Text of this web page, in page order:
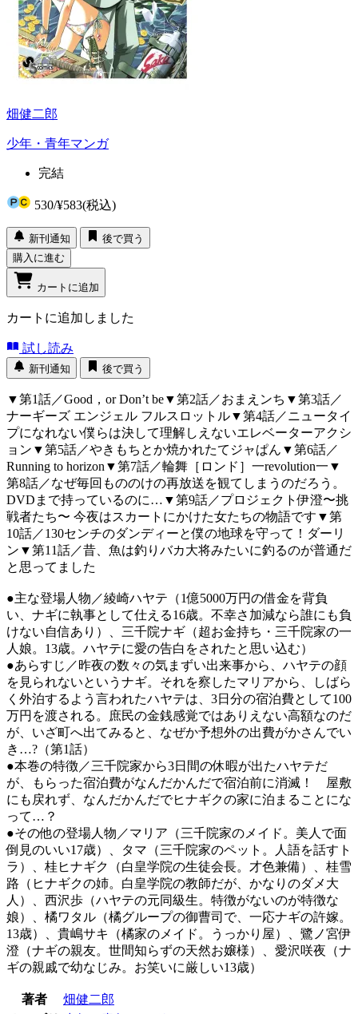
畑健二郎
少年・青年マンガ
完結
530/¥583(税込)
新刊通知
後で買う
購入に進む
カートに追加
カートに追加しました
試し読み
新刊通知 後で買う
▼第1話／Good，or Don’t be▼第2話／おまえンち▼第3話／
ナーギーズ エンジェル フルスロットル▼第4話／ニュータイ
プになれない僕らは決して理解しえないエレベーターアクシ
ョン▼第5話／やきもちとか焼かれたてジャぱん▼第6話／
Running to horizon▼第7話／輪舞［ロンド］一revolution一▼
第8話／なぜ毎回もののけの再放送を観てしまうのだろう。
DVDまで持っているのに…▼第9話／プロジェクト伊澄〜挑
戦者たち〜 今夜はスカートにかけた女たちの物語です▼第
10話／130センチのダンディーと僕の地球を守って！ダーリ
ン▼第11話／昔、魚は釣りバカ大将みたいに釣るのが普通だ
と思ってました
●主な登場人物／綾崎ハヤテ（1億5000万円の借金を背負
い、ナギに執事として仕える16歳。不幸さ加減なら誰にも負
けない自信あり）、三千院ナギ（超お金持ち・三千院家の一
人娘。13歳。ハヤテに愛の告白をされたと思い込む）
●あらすじ／昨夜の数々の気まずい出来事から、ハヤテの顔
を見られないというナギ。それを察したマリアから、しばら
く外泊するよう言われたハヤテは、3日分の宿泊費として100
万円を渡される。庶民の金銭感覚ではありえない高額なのだ
が、いざ町へ出てみると、なぜか予想外の出費がかさんでい
き…?（第1話）
●本巻の特徴／三千院家から3日間の休暇が出たハヤテだ
が、もらった宿泊費がなんだかんだで宿泊前に消滅！ 屋敷
にも戻れず、なんだかんだでヒナギクの家に泊まることにな
って…？
●その他の登場人物／マリア（三千院家のメイド。美人で面
倒見のいい17歳）、タマ（三千院家のペット。人語を話すト
ラ）、桂ヒナギク（白皇学院の生徒会長。才色兼備）、桂雪
路（ヒナギクの姉。白皇学院の教師だが、かなりのダメ大
人）、西沢歩（ハヤテの元同級生。特徴がないのが特徴な
娘）、橘ワタル（橘グループの御曹司で、一応ナギの許嫁。
13歳）、貴嶋サキ（橘家のメイド。うっかり屋）、鷺ノ宮伊
澄（ナギの親友。世間知らずの天然お嬢様）、愛沢咲夜（ナ
ギの親戚で幼なじみ。お笑いに厳しい13歳）
著者
畑健二郎